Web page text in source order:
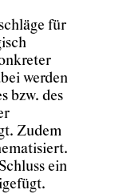
für
werden
bzw. des
Zudem
ein